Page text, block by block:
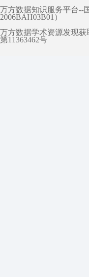
万方数据知识服务平台--
2006BAH03B01）
万方数据学术资源发现
第11363462号